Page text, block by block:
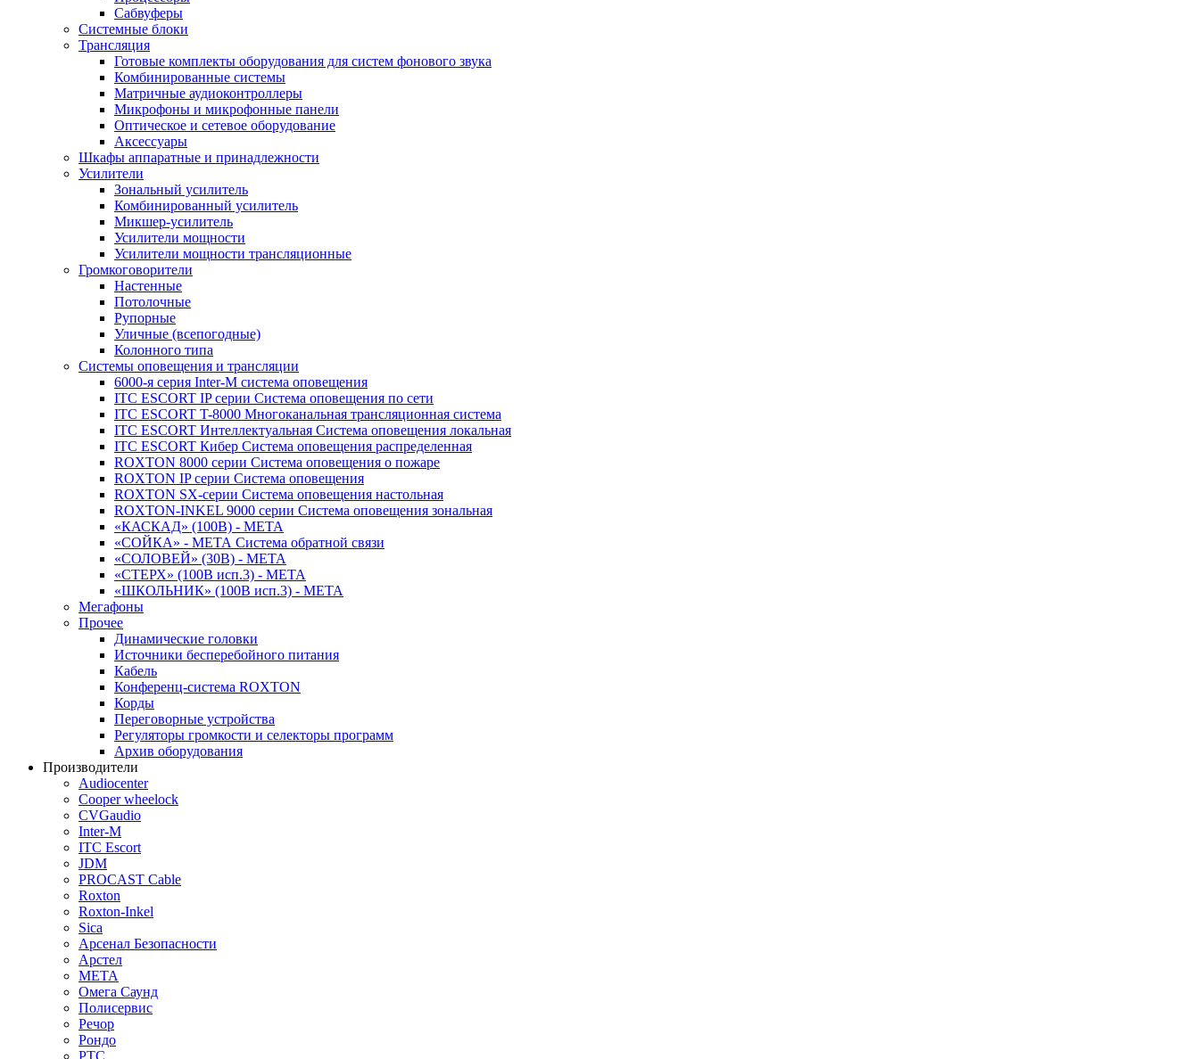
Сабвуферы
Системные блоки
Трансляция
Готовые комплекты оборудования для систем фонового звука
Комбинированные системы
Матричные аудиоконтроллеры
Микрофоны и микрофонные панели
Оптическое и сетевое оборудование
Аксессуары
Шкафы аппаратные и принадлежности
Усилители
Зональный усилитель
Комбинированный усилитель
Микшер-усилитель
Усилители мощности
Усилители мощности трансляционные
Громкоговорители
Настенные
Потолочные
Рупорные
Уличные (всепогодные)
Колонного типа
Системы оповещения и трансляции
6000-я серия Inter-M система оповещения
ITC ESCORT IP серии Система оповещения по сети
ITC ESCORT T-8000 Многоканальная трансляционная система
ITC ESCORT Интеллектуальная Система оповещения локальная
ITC ESCORT Кибер Система оповещения распределенная
ROXTON 8000 серии Система оповещения о пожаре
ROXTON IP серии Система оповещения
ROXTON SX-серии Система оповещения настольная
ROXTON-INKEL 9000 серии Система оповещения зональная
«КАСКАД» (100В) - МЕТА
«СОЙКА» - МЕТА Система обратной связи
«СОЛОВЕЙ» (30В) - МЕТА
«СТЕРХ» (100В исп.3) - МЕТА
«ШКОЛЬНИК» (100В исп.3) - МЕТА
Мегафоны
Прочее
Динамические головки
Источники бесперебойного питания
Кабель
Конференц-система ROXTON
Корды
Переговорные устройства
Регуляторы громкости и селекторы программ
Архив оборудования
Производители
Audiocenter
Cooper wheelock
CVGaudio
Inter-M
ITC Escort
JDM
PROCAST Cable
Roxton
Roxton-Inkel
Sica
Арсенал Безопасности
Арстел
МЕТА
Омега Саунд
Полисервис
Речор
Рондо
РТС